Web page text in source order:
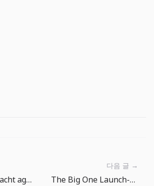
Next.js 16.2 macht agentenfreundliches Debugging zur Framework-Aufgabe
다음 글 →
The Big One Launch-Woche: Wie Spieler den naechsten Wurf finden